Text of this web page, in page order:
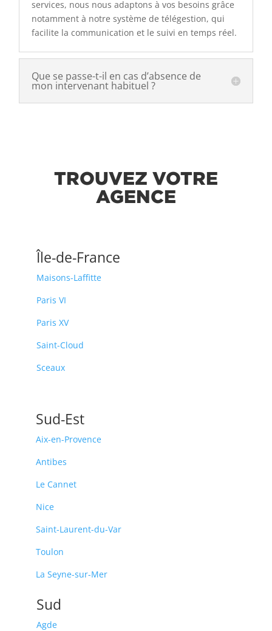
services, nous nous adaptons à vos besoins grâce
notamment à notre système de télégestion, qui
facilite la communication et le suivi en temps réel.
Que se passe-t-il en cas d’absence de
mon intervenant habituel ?
TROUVEZ VOTRE
AGENCE
Île-de-France
Maisons-Laffitte
Paris VI
Paris XV
Saint-Cloud
Sceaux
Sud-Est
Aix-en-Provence
Antibes
Le Cannet
Nice
Saint-Laurent-du-Var
Toulon
La Seyne-sur-Mer
Sud
Agde